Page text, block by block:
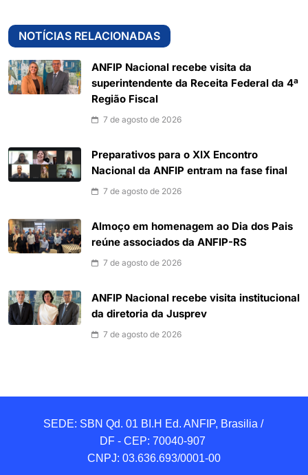
NOTÍCIAS RELACIONADAS
ANFIP Nacional recebe visita da
superintendente da Receita Federal da 4ª
Região Fiscal
7 de agosto de 2026
Preparativos para o XIX Encontro
Nacional da ANFIP entram na fase final
7 de agosto de 2026
Almoço em homenagem ao Dia dos Pais
reúne associados da ANFIP-RS
7 de agosto de 2026
ANFIP Nacional recebe visita institucional
da diretoria da Jusprev
7 de agosto de 2026
SEDE: SBN Qd. 01 BI.H Ed. ANFIP, Brasilia /
DF - CEP: 70040-907
CNPJ: 03.636.693/0001-00